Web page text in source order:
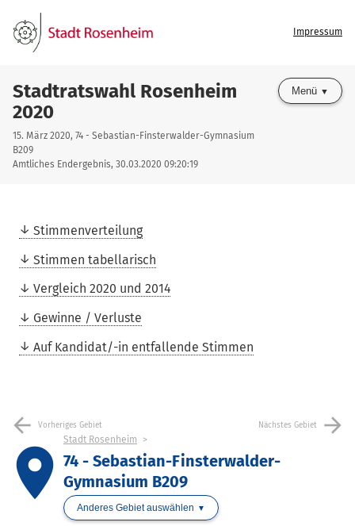
Impressum
Stadtratswahl Rosenheim
2020
15. März 2020, 74 - Sebastian-Finsterwalder-Gymnasium
B209
Amtliches Endergebnis, 30.03.2020 09:20:19
Menü
Stimmenverteilung
Stimmen tabellarisch
Vergleich 2020 und 2014
Gewinne / Verluste
Auf Kandidat/-in entfallende Stimmen
arrow_back Vorheriges Gebiet Nächstes Gebiet arrow_forward
place
Stadt Rosenheim
74 - Sebastian-Finsterwalder-
Gymnasium B209
Anderes Gebiet auswählen